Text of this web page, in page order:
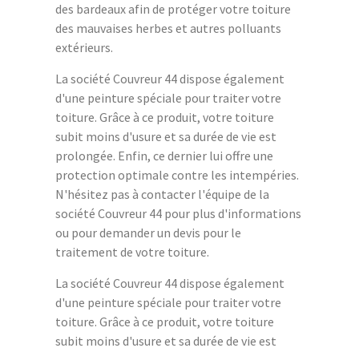
des bardeaux afin de protéger votre toiture
des mauvaises herbes et autres polluants
extérieurs.
La société Couvreur 44 dispose également
d'une peinture spéciale pour traiter votre
toiture. Grâce à ce produit, votre toiture
subit moins d'usure et sa durée de vie est
prolongée. Enfin, ce dernier lui offre une
protection optimale contre les intempéries.
N'hésitez pas à contacter l'équipe de la
société Couvreur 44 pour plus d'informations
ou pour demander un devis pour le
traitement de votre toiture.
La société Couvreur 44 dispose également
d'une peinture spéciale pour traiter votre
toiture. Grâce à ce produit, votre toiture
subit moins d'usure et sa durée de vie est